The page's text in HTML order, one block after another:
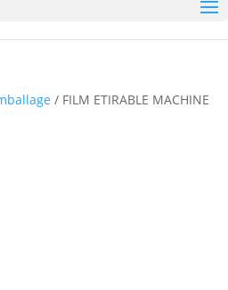
/ FILM ETIRABLE MACHINE